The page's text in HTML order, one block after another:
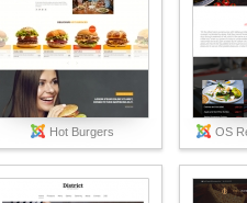
Hot Burgers OS